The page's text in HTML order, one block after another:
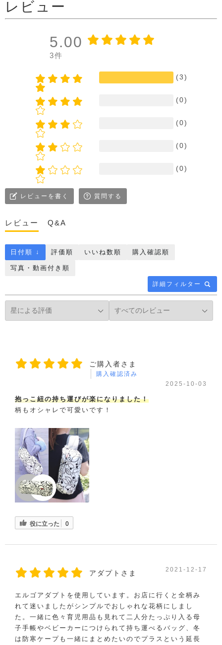
レビュー
5.00
3件
(3)
(0)
(0)
(0)
(0)
レビューを書く 質問する
レビュー Q&A
詳細フィルター
日付順 ↓ 評価順 いいね数順 購入確認順
写真・動画付き順
ご購入者さま
購入確認済み
2025-10-03
抱っこ紐の持ち運びが楽になりました！
柄もオシャレで可愛いです！
役に立った 0
アダプトさま 2021-12-17
エルゴアダプトを使用しています。お店に行くと全柄み
れて迷いましたがシンプルでおしゃれな花柄にしまし
た。一緒に色々育児用品も見れて二人分たっぷり入る母
子手帳やベビーカーにつけられて持ち運べるバッグ、冬
は防寒ケープも一緒にまとめたいのでプラスという延長